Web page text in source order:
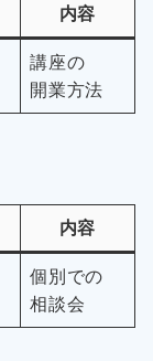
内容
講座の
開業方法
内容
個別での
相談会